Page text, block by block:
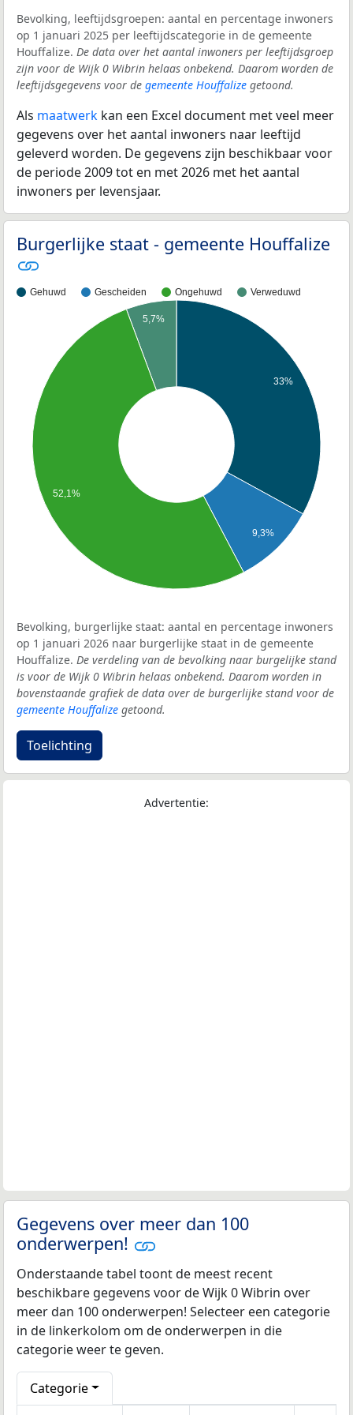
Bevolking, leeftijdsgroepen: aantal en percentage inwoners
op 1 januari 2025 per leeftijdscategorie in de gemeente
Houffalize. De data over het aantal inwoners per leeftijdsgroep
zijn voor de Wijk 0 Wibrin helaas onbekend. Daarom worden de
leeftijdsgegevens voor de gemeente Houffalize getoond.
Als maatwerk kan een Excel document met veel meer
gegevens over het aantal inwoners naar leeftijd
geleverd worden. De gegevens zijn beschikbaar voor
de periode 2009 tot en met 2026 met het aantal
inwoners per levensjaar.
Burgerlijke staat - gemeente Houffalize
Gehuwd Gescheiden Ongehuwd Verweduwd
33%
9,3%
5,7%
52,1%
Bevolking, burgerlijke staat: aantal en percentage inwoners
op 1 januari 2026 naar burgerlijke staat in de gemeente
Houffalize. De verdeling van de bevolking naar burgelijke stand
is voor de Wijk 0 Wibrin helaas onbekend. Daarom worden in
bovenstaande grafiek de data over de burgerlijke stand voor de
gemeente Houffalize getoond.
Toelichting
Advertentie:
Gegevens over meer dan 100
onderwerpen!
Onderstaande tabel toont de meest recent
beschikbare gegevens voor de Wijk 0 Wibrin over
meer dan 100 onderwerpen! Selecteer een categorie
in de linkerkolom om de onderwerpen in die
categorie weer te geven.
Categorie